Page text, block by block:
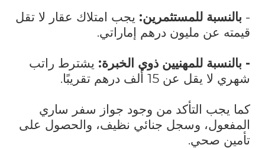
- بالنسبة للمستثمرين: يجب امتلاك عقار لا تقل
قيمته عن مليون درهم إماراتي.
- بالنسبة للمهنيين ذوي الخبرة: يشترط راتب
شهري لا يقل عن 15 ألف درهم تقريبًا.
كما يجب التأكد من وجود جواز سفر ساري
المفعول، وسجل جنائي نظيف، والحصول على
تأمين صحي.